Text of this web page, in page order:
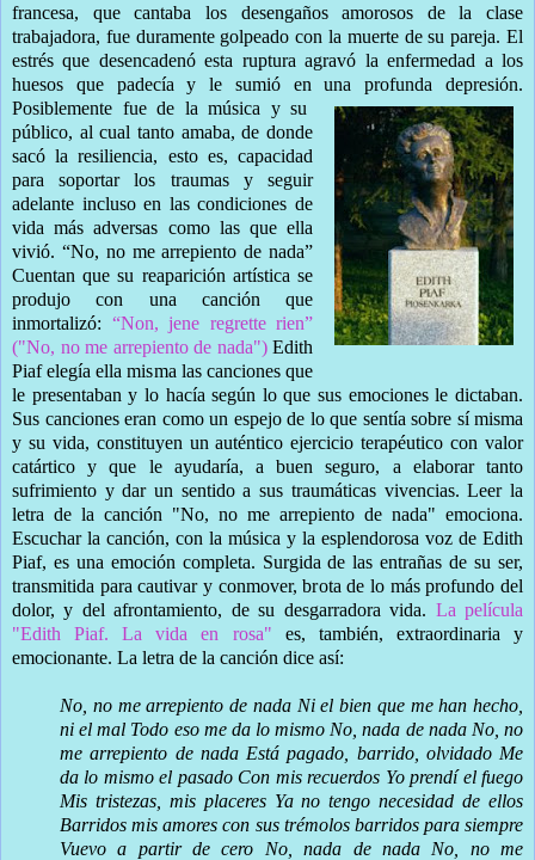
francesa, que cantaba los desengaños amorosos de la clase
trabajadora, fue duramente golpeado con la muerte de su pareja. El
estrés que desencadenó esta ruptura agravó la enfermedad a los
huesos que padecía y le sumió en una profunda depresión.
Posiblemente fue de la música y su
público, al cual tanto amaba, de donde
sacó la resiliencia, esto es, capacidad
para soportar los traumas y seguir
adelante incluso en las condiciones de
vida más adversas como las que ella
vivió. “No, no me arrepiento de nada”
Cuentan que su reaparición artística se
produjo con una canción que
inmortalizó: “Non, jene regrette rien”
("No, no me arrepiento de nada")Edith
Piaf elegía ella misma las canciones que
le presentaban y lo hacía según lo que sus emociones le dictaban.
Sus canciones eran como un espejo de lo que sentía sobre sí misma
y su vida, constituyen un auténtico ejercicio terapéutico con valor
catártico y que le ayudaría, a buen seguro, a elaborar tanto
sufrimiento y dar un sentido a sus traumáticas vivencias. Leer la
letra de la canción "No, no me arrepiento de nada" emociona.
Escuchar la canción, con la música y la esplendorosa voz de Edith
Piaf, es una emoción completa. Surgida de las entrañas de su ser,
transmitida para cautivar y conmover, brota de lo más profundo del
dolor, y del afrontamiento, de su desgarradora vida. La película
"Edith Piaf. La vida en rosa" es, también, extraordinaria y
emocionante. La letra de la canción dice así:
No, no me arrepiento de nada Ni el bien que me han hecho,
ni el mal Todo eso me da lo mismo No, nada de nada No, no
me arrepiento de nada Está pagado, barrido, olvidado Me
da lo mismo el pasado Con mis recuerdos Yo prendí el fuego
Mis tristezas, mis placeres Ya no tengo necesidad de ellos
Barridos mis amores con sus trémolos barridos para siempre
Vuevo a partir de cero No, nada de nada No, no me